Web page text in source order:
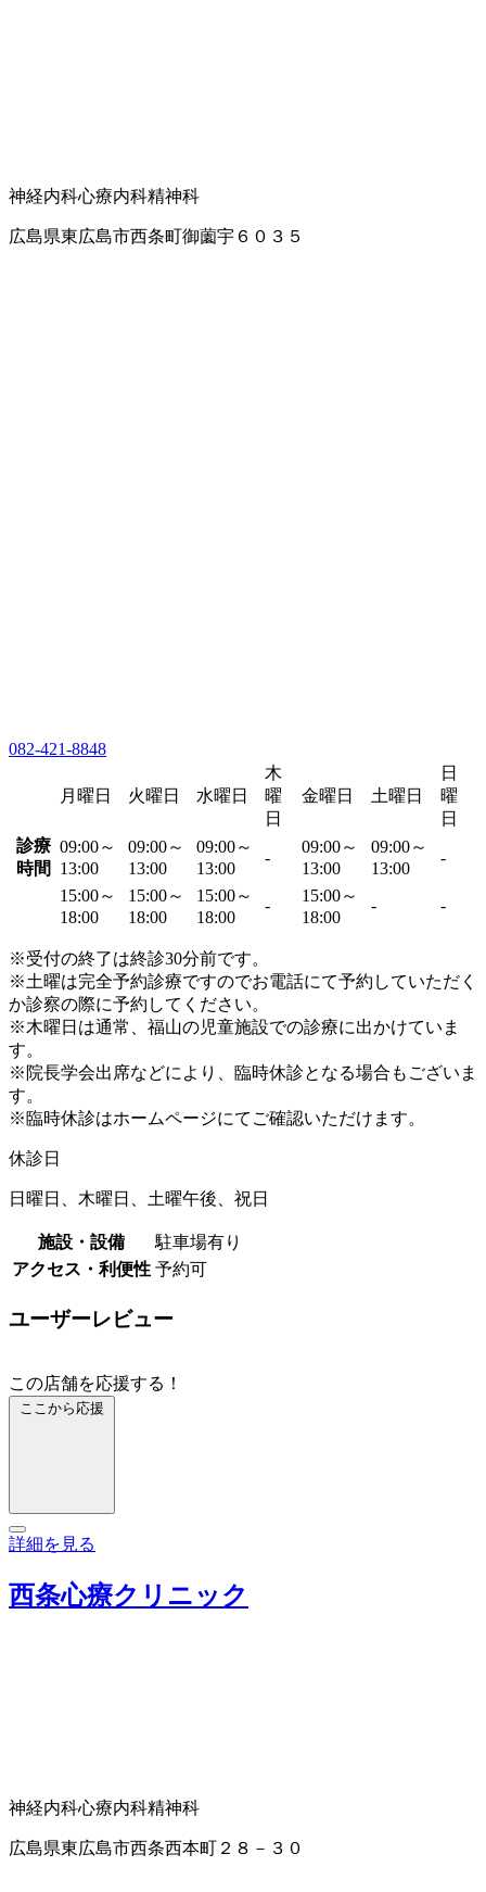
神経内科心療内科精神科
広島県東広島市西条町御薗宇６０３５
082-421-8848
月曜日 火曜日 水曜日
木
曜
日
金曜日 土曜日
日
曜
日
診療
時間
09:00～
13:00
09:00～
13:00
09:00～
13:00
-
09:00～
13:00
09:00～
13:00
-
15:00～
18:00
15:00～
18:00
15:00～
18:00
-
15:00～
18:00
- -
※受付の終了は終診30分前です。
※土曜は完全予約診療ですのでお電話にて予約していただく
か診察の際に予約してください。
※木曜日は通常、福山の児童施設での診療に出かけていま
す。
※院長学会出席などにより、臨時休診となる場合もございま
す。
※臨時休診はホームページにてご確認いただけます。
休診日
日曜日、木曜日、土曜午後、祝日
施設・設備
駐車場有り
アクセス・利便性 予約可
ユーザーレビュー
この店舗を応援する！
ここから応援
詳細を見る
西条心療クリニック
神経内科心療内科精神科
広島県東広島市西条西本町２８－３０